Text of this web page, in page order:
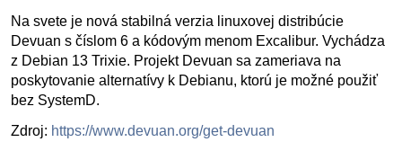
Na svete je nová stabilná verzia linuxovej distribúcie
Devuan s číslom 6 a kódovým menom Excalibur. Vychádza
z Debian 13 Trixie. Projekt Devuan sa zameriava na
poskytovanie alternatívy k Debianu, ktorú je možné použiť
bez SystemD.
Zdroj: https://www.devuan.org/get-devuan